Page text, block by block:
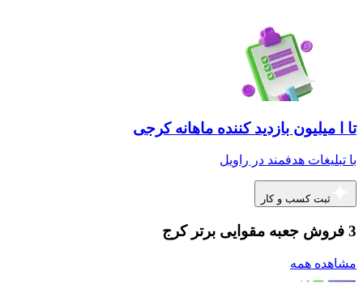
تا ا میلیون بازدید کننده ماهانه کرجی
با تبلیغات هدفمند در راویل
ثبت کسب و کار
3 فروش جعبه مقوایی برتر کرج
مشاهده همه